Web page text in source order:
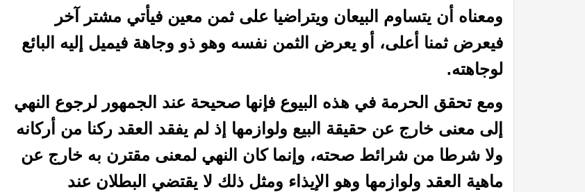
ومعناه أن يتساوم البيعان ويتراضيا على ثمن معين فيأتي مشتر آخر
فيعرض ثمنا أعلى، أو يعرض الثمن نفسه وهو ذو وجاهة فيميل إليه البائع
لوجاهته.
ومع تحقق الحرمة في هذه البيوع فإنها صحيحة عند الجمهور لرجوع النهي
إلى معنى خارج عن حقيقة البيع ولوازمها إذ لم يفقد العقد ركنا من أركانه
ولا شرطا من شرائط صحته، وإنما كان النهي لمعنى مقترن به خارج عن
ماهية العقد ولوازمها وهو الإيذاء ومثل ذلك لا يقتضي البطلان عند
الظمآن في فقه الصيام” كتاب إتحاف الدعاة بفقه الزكاة كتاب الأنفاس الزكية في شرح الأربعين النووية